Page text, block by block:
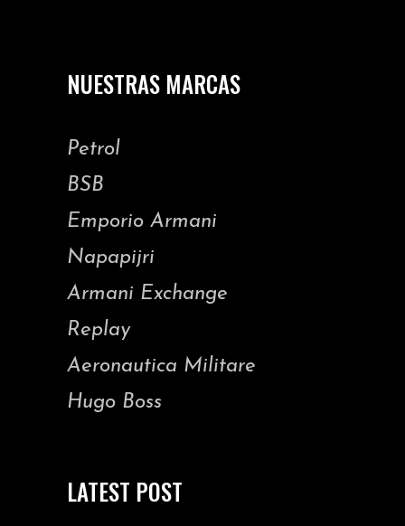
NUESTRAS MARCAS
Petrol
BSB
Emporio Armani
Napapijri
Armani Exchange
Replay
Aeronautica Militare
Hugo Boss
LATEST POST